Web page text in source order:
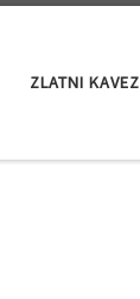
ZLATNI KAVEZ